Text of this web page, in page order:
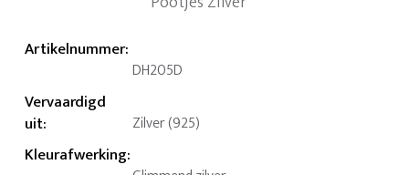
Artikelnummer:
DH205D
Vervaardigd
uit: Zilver (925)
Kleurafwerking: